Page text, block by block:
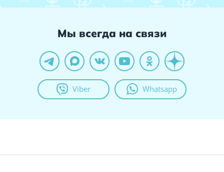
Мы всегда на связи
Viber Whatsapp